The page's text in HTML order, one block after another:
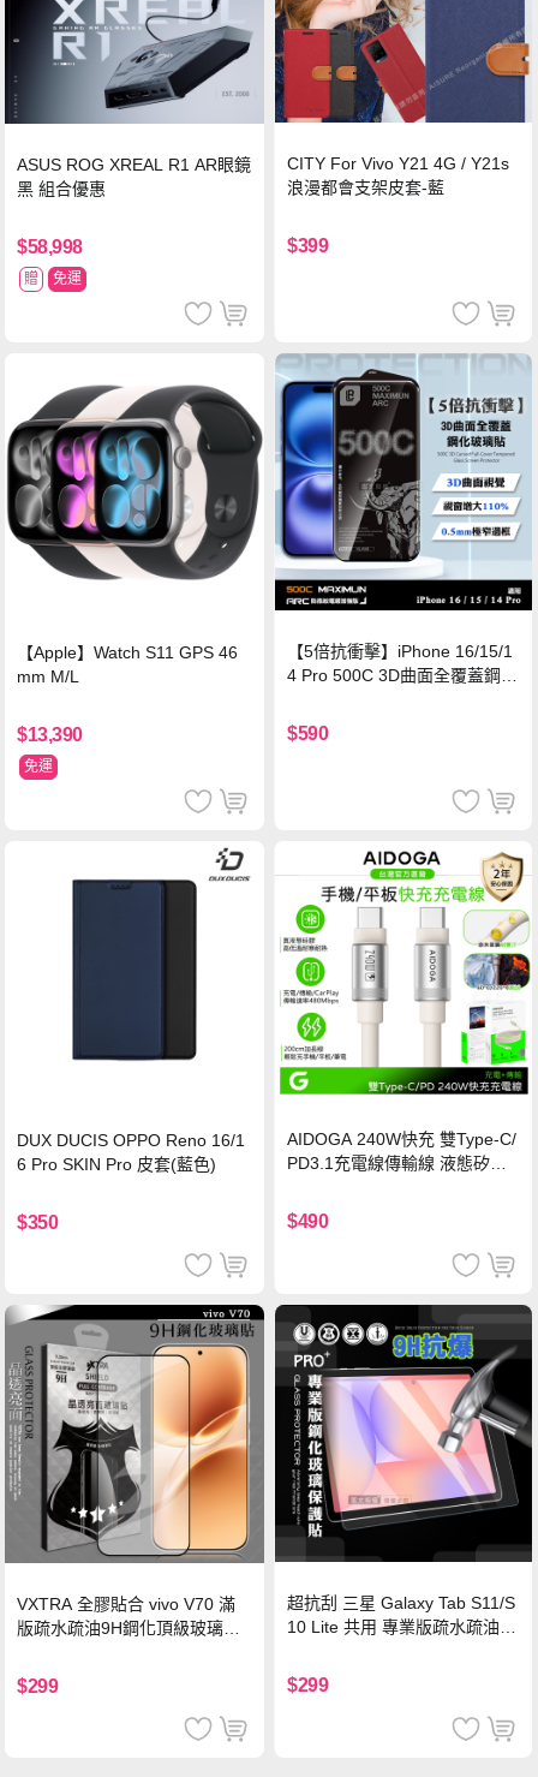
ASUS ROG XREAL R1 AR眼鏡
黑 組合優惠
$58,998
贈 免運
CITY For Vivo Y21 4G / Y21s
浪漫都會支架皮套-藍
$399
【Apple】Watch S11 GPS 46
mm M/L
$13,390
免運
【5倍抗衝擊】iPhone 16/15/1
4 Pro 500C 3D曲面全覆蓋鋼化
保護貼
$590
DUX DUCIS OPPO Reno 16/1
6 Pro SKIN Pro 皮套(藍色)
$350
AIDOGA 240W快充 雙Type-C/
PD3.1充電線傳輸線 液態矽膠
機/平板/筆電
$490
VXTRA 全膠貼合 vivo V70 滿
版疏水疏油9H鋼化頂級玻璃貼
$299
超抗刮 三星 Galaxy Tab S11/S
10 Lite 共用 專業版疏水疏油9
$299